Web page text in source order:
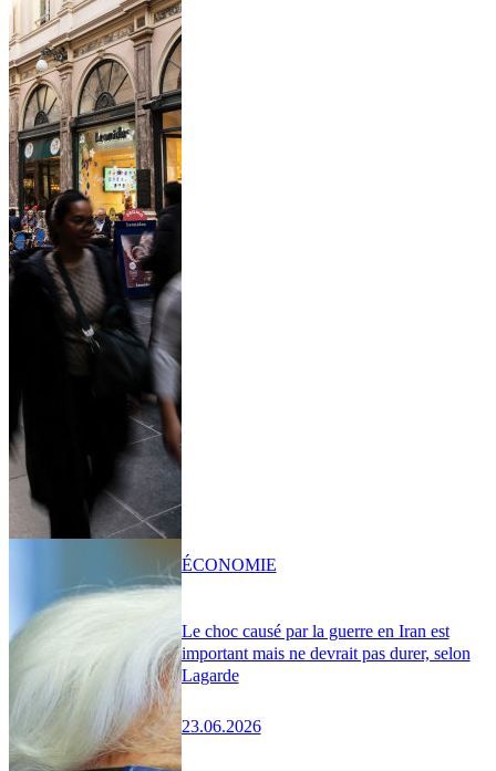
Le choc causé par la guerre en Iran est
important mais ne devrait pas durer, selon
Lagarde
23.06.2026
ÉCONOMIE